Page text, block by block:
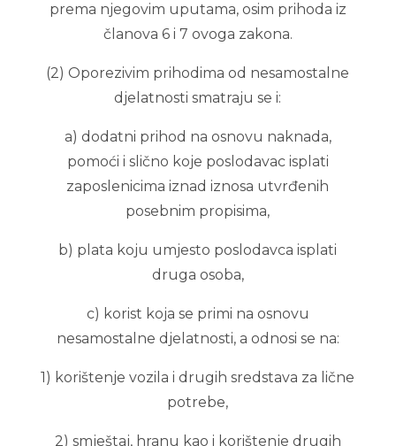
prema njegovim uputama, osim prihoda iz
članova 6 i 7 ovoga zakona.
(2) Oporezivim prihodima od nesamostalne
djelatnosti smatraju se i:
a) dodatni prihod na osnovu naknada,
pomoći i slično koje poslodavac isplati
zaposlenicima iznad iznosa utvrđenih
posebnim propisima,
b) plata koju umjesto poslodavca isplati
druga osoba,
c) korist koja se primi na osnovu
nesamostalne djelatnosti, a odnosi se na:
1) korištenje vozila i drugih sredstava za lične
potrebe,
2) smještaj, hranu kao i korištenje drugih